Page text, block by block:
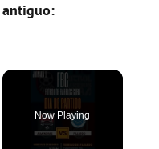
antiguo:
Now Playing